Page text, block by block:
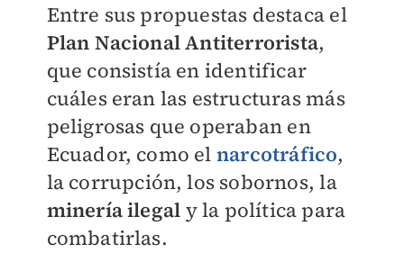
Entre sus propuestas destaca el
Plan Nacional Antiterrorista,
que consistía en identificar
cuáles eran las estructuras más
peligrosas que operaban en
Ecuador, como el narcotráfico,
la corrupción, los sobornos, la
minería ilegal y la política para
combatirlas.